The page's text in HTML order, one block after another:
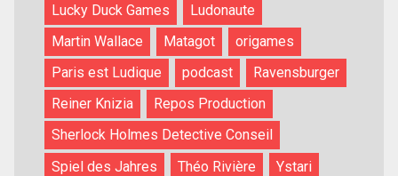
Lucky Duck Games
Ludonaute
Martin Wallace
Matagot
origames
Paris est Ludique
podcast
Ravensburger
Reiner Knizia
Repos Production
Sherlock Holmes Detective Conseil
Spiel des Jahres
Théo Rivière
Ystari